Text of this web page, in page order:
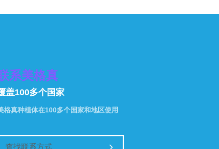
系美格真
盖100多个国家
格真种植体在100多个国家和地区使用
查找联系方式